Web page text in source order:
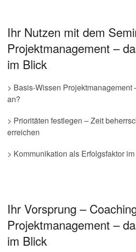
Ihr Nutzen mit dem
Projektmanagement –
im Blick
> Basis-Wissen Projektmanagement
an?
> Prioritäten festlegen – Zeit
erreichen
> Kommunikation als Erfolgsfaktor
Ihr Vorsprung –
Projektmanagement –
im Blick